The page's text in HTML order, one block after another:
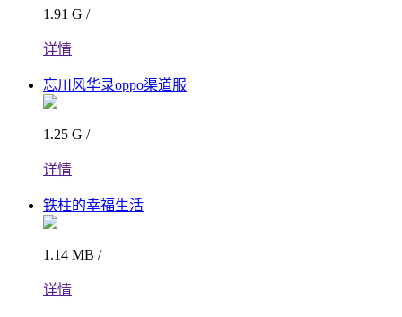
1.91 G /
详情
忘川风华录oppo渠道服
1.25 G /
详情
铁柱的幸福生活
1.14 MB /
详情